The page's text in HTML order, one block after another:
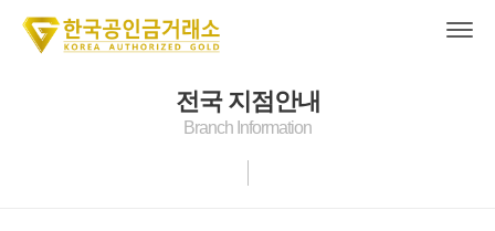
전국 지점안내
Branch Information